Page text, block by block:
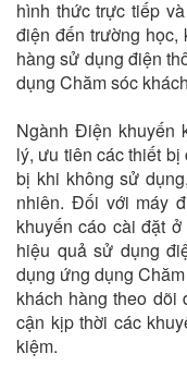
hình thức trực tiếp
điện đến trường học,
hàng sử dụng điện
dụng Chăm sóc
Ngành Điện khuyến
lý, ưu tiên các thiết
bị khi không sử
nhiên. Đối với máy
khuyến cáo cài đặt
hiệu quả sử dụng
dụng ứng dụng
khách hàng theo dõi
cận kịp thời các
kiệm.